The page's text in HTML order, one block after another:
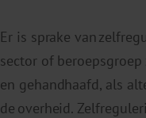
Er is sprake van
sector of
en gehandhaafd, als
de overheid.